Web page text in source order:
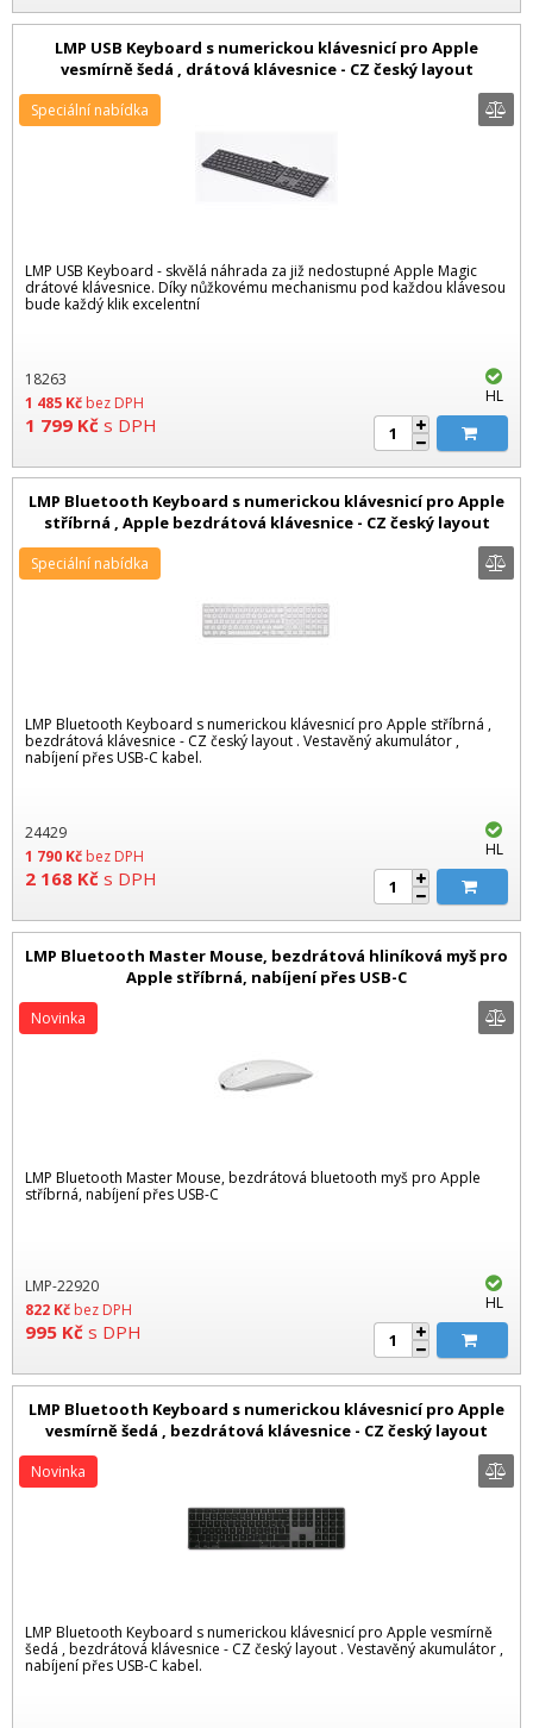
LMP USB Keyboard s numerickou klávesnicí pro Apple
vesmírně šedá , drátová klávesnice - CZ český layout
LMP USB Keyboard - skvělá náhrada za již nedostupné Apple Magic
drátové klávesnice. Díky nůžkovému mechanismu pod každou klávesou
bude každý klik excelentní
Speciální nabídka
HL
18263
1 485 Kč bez DPH
1 799 Kč s DPH
LMP Bluetooth Keyboard s numerickou klávesnicí pro Apple
stříbrná , Apple bezdrátová klávesnice - CZ český layout
LMP Bluetooth Keyboard s numerickou klávesnicí pro Apple stříbrná ,
bezdrátová klávesnice - CZ český layout . Vestavěný akumulátor ,
nabíjení přes USB-C kabel.
Speciální nabídka
HL
24429
1 790 Kč bez DPH
2 168 Kč s DPH
LMP Bluetooth Master Mouse, bezdrátová hliníková myš pro
Apple stříbrná, nabíjení přes USB-C
LMP Bluetooth Master Mouse, bezdrátová bluetooth myš pro Apple
stříbrná, nabíjení přes USB-C
Novinka
HL
LMP-22920
822 Kč bez DPH
995 Kč s DPH
LMP Bluetooth Keyboard s numerickou klávesnicí pro Apple
vesmírně šedá , bezdrátová klávesnice - CZ český layout
LMP Bluetooth Keyboard s numerickou klávesnicí pro Apple vesmírně
šedá , bezdrátová klávesnice - CZ český layout . Vestavěný akumulátor ,
nabíjení přes USB-C kabel.
Novinka